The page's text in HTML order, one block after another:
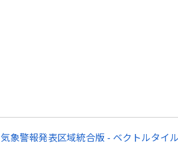
気象警報発表区域統合版 - ベクトルタイ